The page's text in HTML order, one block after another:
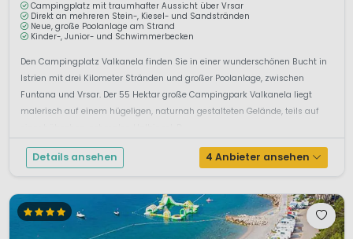
Campingplatz mit traumhafter Aussicht über Vrsar
Direkt an mehreren Stein-, Kiesel- und Sandstränden
Neue, große Poolanlage am Strand
Kinder-, Junior- und Schwimmerbecken
Den Campingplatz Valkanela finden Sie in einer wunderschönen Bucht in
Istrien mit drei Kilometer Stränden und großer Poolanlage, zwischen
Funtana und Vrsar. Der 55 Hektar große Campingpark Valkanela liegt
malerisch auf einem hügeligen, naturnah gestalteten Gelände, teils auf
Details ansehen 4 Anbieter ansehen